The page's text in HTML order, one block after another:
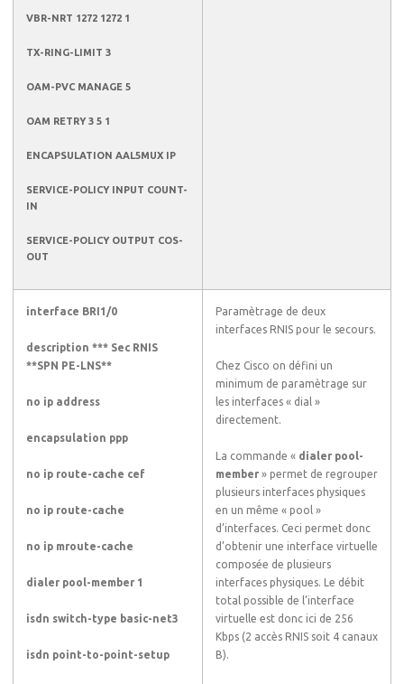
VBR-NRT 1272 1272 1
TX-RING-LIMIT 3
OAM-PVC MANAGE 5
OAM RETRY 3 5 1
ENCAPSULATION AAL5MUX IP
SERVICE-POLICY INPUT COUNT-
IN
SERVICE-POLICY OUTPUT COS-
OUT
interface BRI1/0
description *** Sec RNIS
**SPN PE-LNS**
no ip address
encapsulation ppp
no ip route-cache cef
no ip route-cache
no ip mroute-cache
dialer pool-member 1
isdn switch-type basic-net3
isdn point-to-point-setup
Paramètrage de deux
interfaces RNIS pour le secours.
Chez Cisco on défini un
minimum de paramètrage sur
les interfaces « dial »
directement.
La commande « dialer pool-
member » permet de regrouper
plusieurs interfaces physiques
en un même « pool »
d’interfaces. Ceci permet donc
d’obtenir une interface virtuelle
composée de plusieurs
interfaces physiques. Le débit
total possible de l’interface
virtuelle est donc ici de 256
Kbps (2 accès RNIS soit 4 canaux
B).